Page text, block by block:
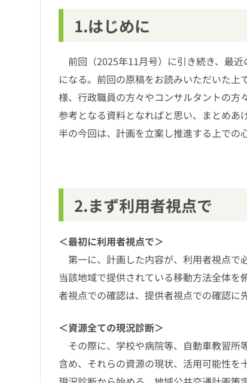
1.はじめに
前回（2025年11月号）に引き続き、最
になる。前回の原稿をお読みいただいた
様、行政職員の方々やコンサルタントの
参考となる資料となればと思い、まとめ
半の今回は、計画を立案し推進する上での
2.まず利用者視点で
＜最初に利用者視点で＞
第一に、計画した内容が、利用者視点で
当該地域で提供されている移動方法全体
者視点での確認は、提供者視点での確認に
＜資源全ての現況診断＞
その際に、学校や病院等、自動車教習所
含め、それらの資源の現状、活用可能性を